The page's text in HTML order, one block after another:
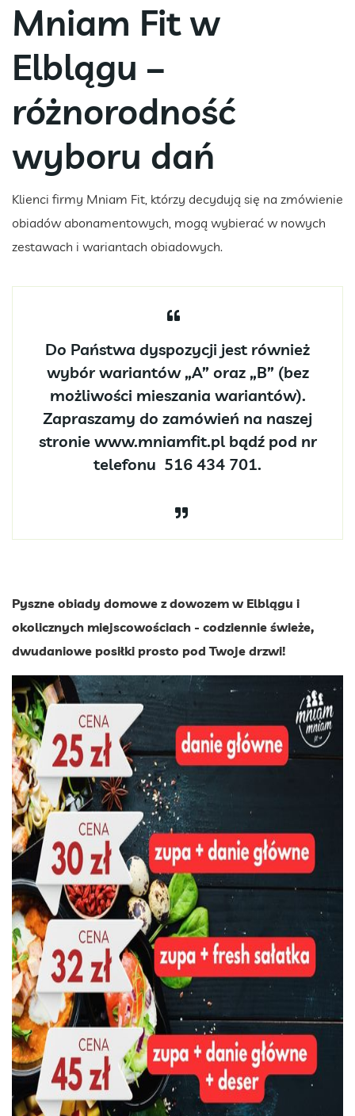
Mniam Fit w
Elblągu –
różnorodność
wyboru dań
Klienci firmy Mniam Fit, którzy decydują się na zmówienie
obiadów abonamentowych, mogą wybierać w nowych
zestawach i wariantach obiadowych.
Do Państwa dyspozycji jest również
wybór wariantów „A” oraz „B” (bez
możliwości mieszania wariantów).
Zapraszamy do zamówień na naszej
stronie www.mniamfit.pl bądź pod nr
telefonu 516 434 701.
Pyszne obiady domowe z dowozem w Elblągu i
okolicznych miejscowościach - codziennie świeże,
dwudaniowe posiłki prosto pod Twoje drzwi!